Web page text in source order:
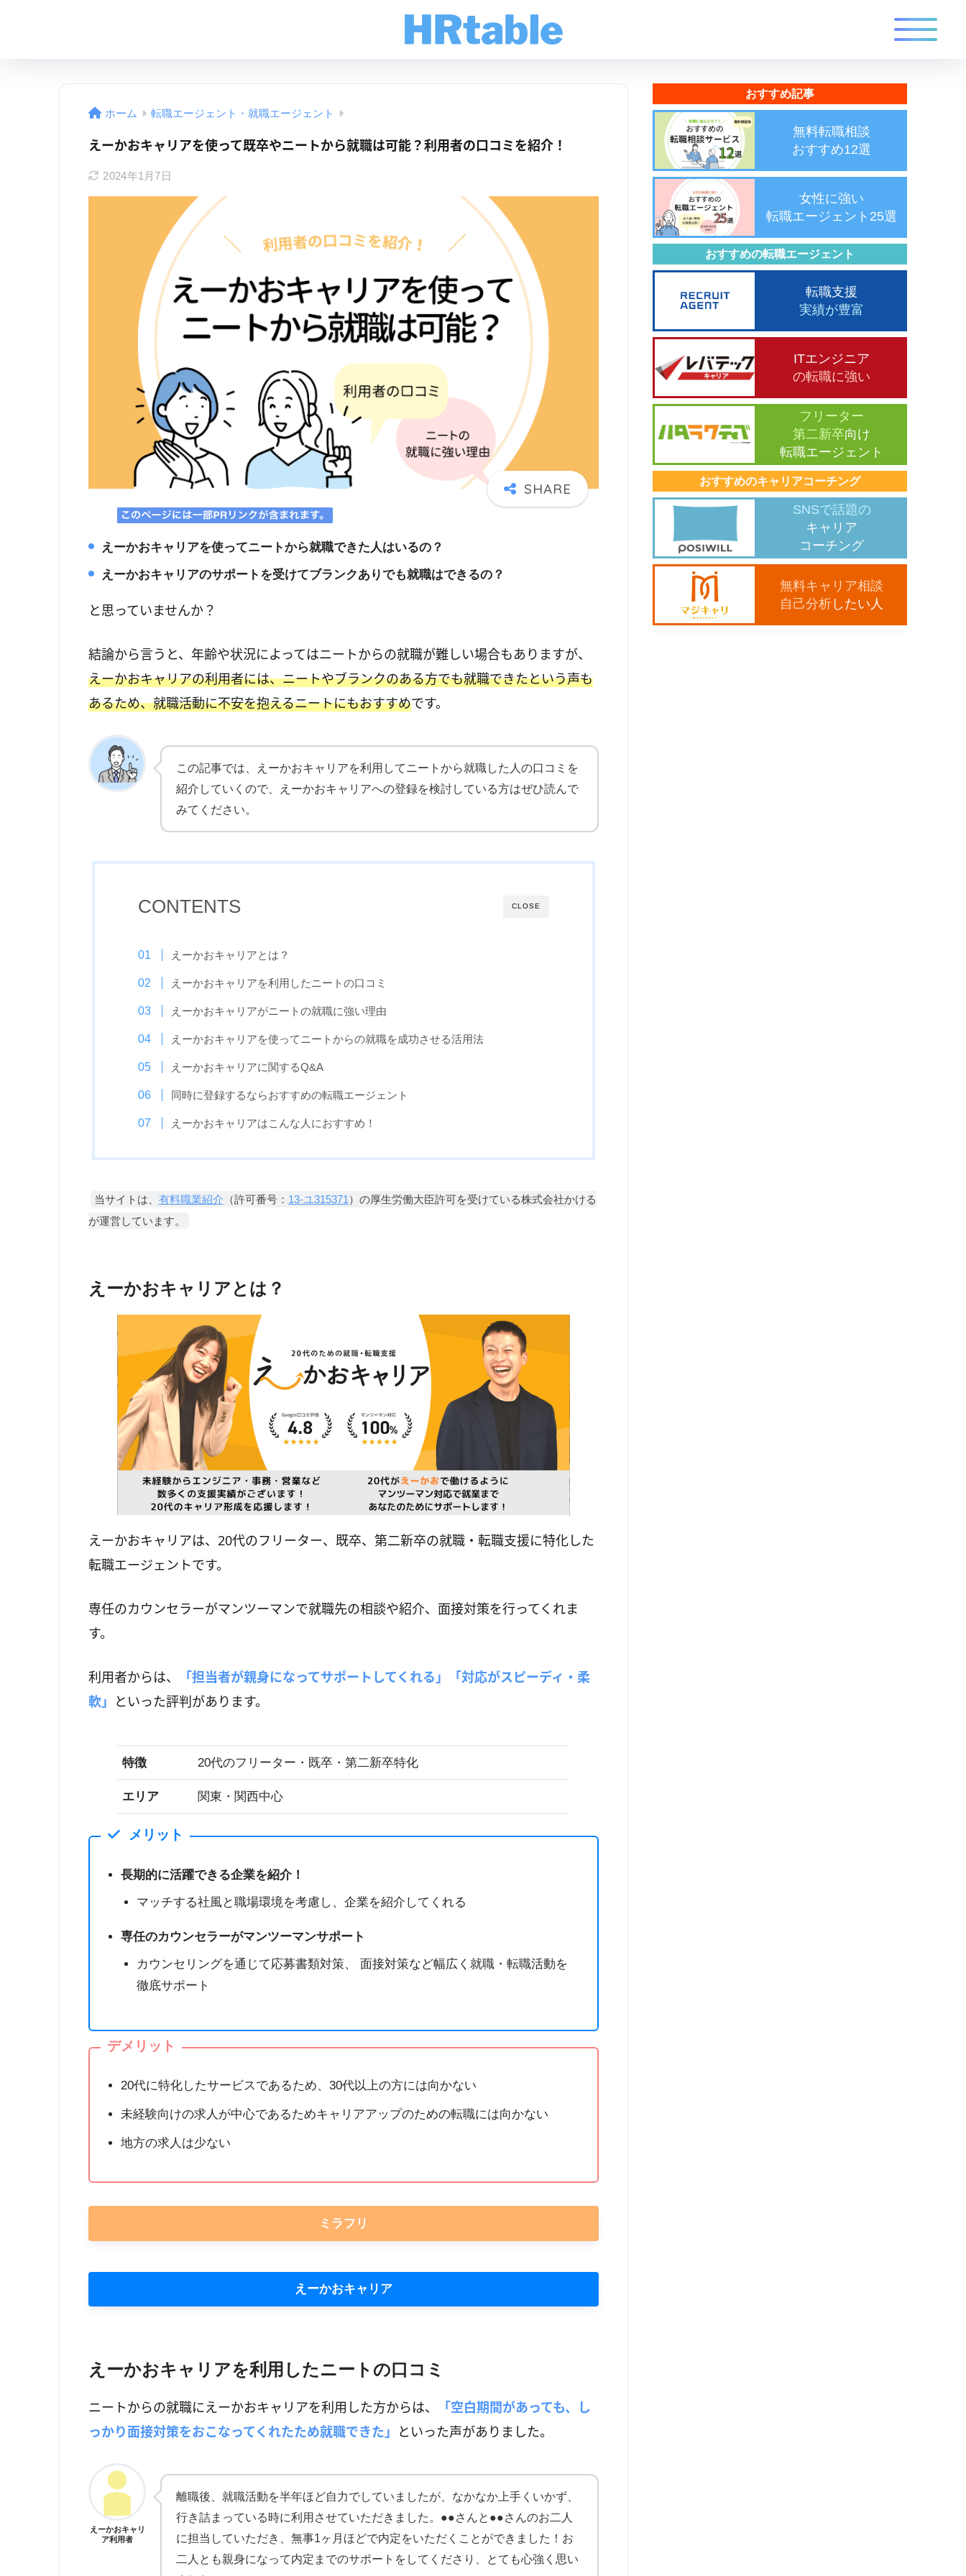
ホーム 転職エージェント・就職エージェント
えーかおキャリアを使って既卒やニートから就職は可能？利用者の口コミを紹介！
2024年1月7日
えーかおキャリアを使ってニートから就職できた人はいるの？
えーかおキャリアのサポートを受けてブランクありでも就職はできるの？
と思っていませんか？
結論から言うと、年齢や状況によってはニートからの就職が難しい場合もありますが、
えーかおキャリアの利用者には、ニートやブランクのある方でも就職できたという声も
あるため、就職活動に不安を抱えるニートにもおすすめです。
この記事では、えーかおキャリアを利用してニートから就職した人の口コミを
紹介していくので、えーかおキャリアへの登録を検討している方はぜひ読んで
みてください。
CLOSE
CONTENTS
えーかおキャリアとは？
えーかおキャリアを利用したニートの口コミ
えーかおキャリアがニートの就職に強い理由
えーかおキャリアを使ってニートからの就職を成功させる活用法
えーかおキャリアに関するQ&A
同時に登録するならおすすめの転職エージェント
えーかおキャリアはこんな人におすすめ！
当サイトは、 有料職業紹介 （許可番号： 13-ユ315371 ）の厚生労働大臣許可を受けている株式会社かける
が運営しています。
えーかおキャリアとは？
えーかおキャリアは、20代のフリーター、既卒、第二新卒の就職・転職支援に特化した
転職エージェントです。
専任のカウンセラーがマンツーマンで就職先の相談や紹介、面接対策を行ってくれま
す。
利用者からは、
「担当者が親身になってサポートしてくれる」「対応がスピーディ・柔
軟」 といった評判があります。
特徴 20代のフリーター・既卒・第二新卒特化
エリア 関東・関西中心
メリット
長期的に活躍できる企業を紹介！
マッチする社風と職場環境を考慮し、企業を紹介してくれる
専任のカウンセラーがマンツーマンサポート
カウンセリングを通じて応募書類対策、 面接対策など幅広く就職・転職活動を
徹底サポート
デメリット
20代に特化したサービスであるため、30代以上の方には向かない
未経験向けの求人が中心であるためキャリアアップのための転職には向かない
地方の求人は少ない
ミラフリ
えーかおキャリア
えーかおキャリアを利用したニートの口コミ
ニートからの就職にえーかおキャリアを利用した方からは、
「空白期間があっても、し
っかり面接対策をおこなってくれたため就職できた」 といった声がありました。
えーかおキャリ
ア利用者
離職後、就職活動を半年ほど自力でしていましたが、なかなか上手くいかず、
行き詰まっている時に利用させていただきました。●●さんと●●さんのお二人
に担当していただき、無事1ヶ月ほどで内定をいただくことができました！お
二人とも親身になって内定までのサポートをしてくださり、とても心強く思い
おすすめ記事
無料転職相談
おすすめ12選
女性に強い
転職エージェント25選
おすすめの転職エージェント
転職支援
実績が豊富
ITエンジニア
の転職に強い
フリーター
第二新卒向け
転職エージェント
おすすめのキャリアコーチング
SNSで話題の
キャリア
コーチング
無料キャリア相談
自己分析 したい人